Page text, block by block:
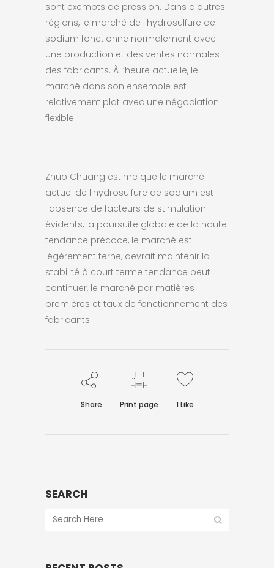
sont exempts de pression. Dans d'autres
régions, le marché de l'hydrosulfure de
sodium fonctionne normalement avec
une production et des ventes normales
des fabricants. À l’heure actuelle, le
marché dans son ensemble est
relativement plat avec une négociation
flexible.
Zhuo Chuang estime que le marché
actuel de l'hydrosulfure de sodium est
l'absence de facteurs de stimulation
évidents, la poursuite globale de la haute
tendance précoce, le marché est
légèrement terne, devrait maintenir la
stabilité à court terme tendance peut
continuer, le marché par matières
premières et taux de fonctionnement des
fabricants.
Share Print page 1 Like
SEARCH